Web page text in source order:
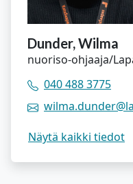
Dunder, Wilma
nuoriso-ohjaaja/
040 488 3775
Näytä kaikki tiedot